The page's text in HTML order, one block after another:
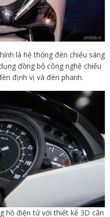
là hệ thống đèn chiếu sáng
đồng bộ công nghệ chiếu
định vị và đèn phanh.
hồ điện tử với thiết kế 3D cân